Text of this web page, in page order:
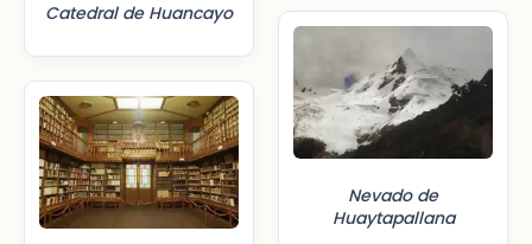
Catedral de Huancayo
Nevado de
Huaytapallana